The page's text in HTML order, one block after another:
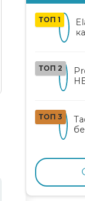
ТОП 1
ТОП 2
ТОП 3